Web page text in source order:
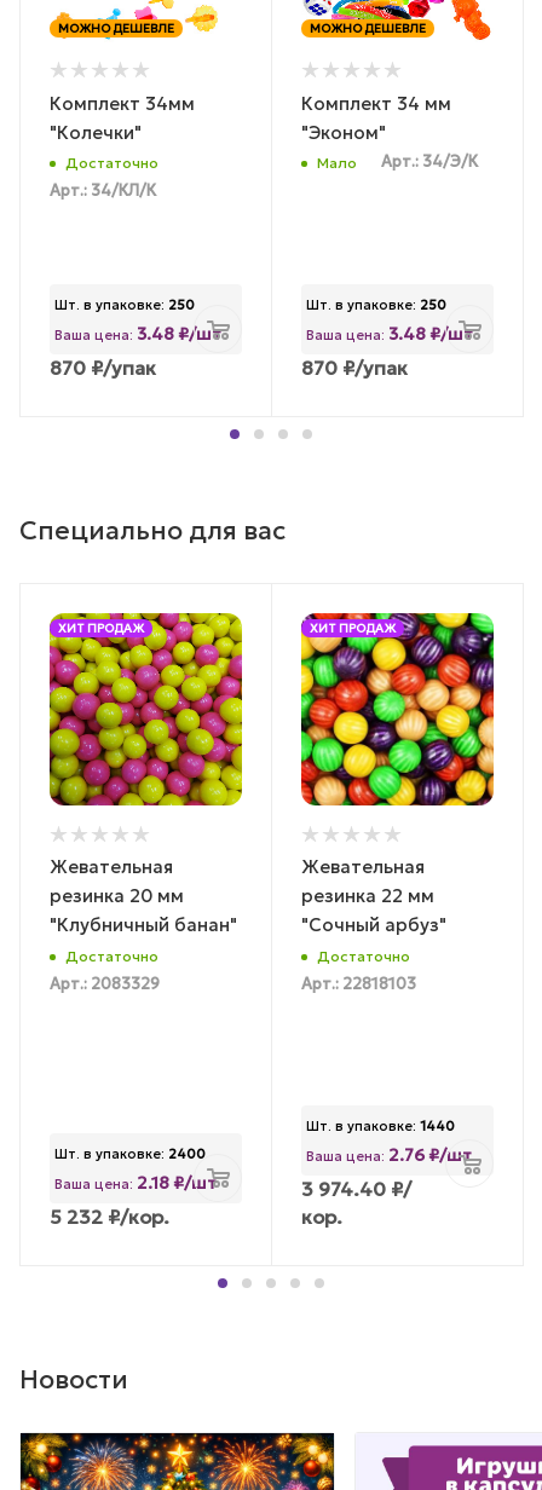
МОЖНО ДЕШЕВЛЕ
Комплект 34мм
"Колечки"
Достаточно
Арт.: 34/КЛ/К
Шт. в упаковке: 250
Ваша цена: 3.48 ₽/шт
870 ₽/упак
МОЖНО ДЕШЕВЛЕ
Комплект 34 мм
"Эконом"
Мало Арт.: 34/Э/К
Шт. в упаковке: 250
Ваша цена: 3.48 ₽/шт
870 ₽/упак
Специально для вас
ХИТ ПРОДАЖ
Жевательная
резинка 20 мм
"Клубничный банан"
Достаточно
Арт.: 2083329
Шт. в упаковке: 2400
Ваша цена: 2.18 ₽/шт
5 232 ₽/кор.
ХИТ ПРОДАЖ
Жевательная
резинка 22 мм
"Сочный арбуз"
Достаточно
Арт.: 22818103
Шт. в упаковке: 1440
Ваша цена: 2.76 ₽/шт
3 974.40 ₽/
кор.
Новости